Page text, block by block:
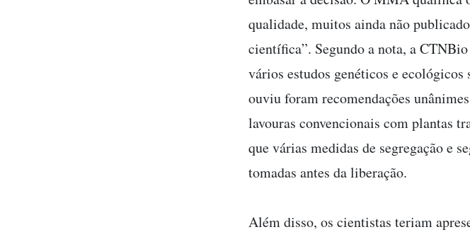
qualidade, muitos ainda não
científica”. Segundo a nota, a
vários estudos genéticos e
ouviu foram recomendações
lavouras convencionais com plantas
que várias medidas de segregação e
tomadas antes da liberação.
Além disso, os cientistas teriam